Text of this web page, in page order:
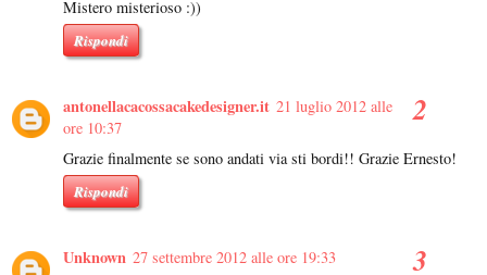
Mistero misterioso :))
Rispondi
antonellacacossacakedesigner.it 21 luglio 2012 alle
ore 10:37
Grazie finalmente se sono andati via sti bordi!! Grazie Ernesto!
Rispondi
Unknown 27 settembre 2012 alle ore 19:33